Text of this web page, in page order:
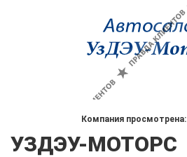
Компания просмотрена:
УЗДЭУ-МОТОРС